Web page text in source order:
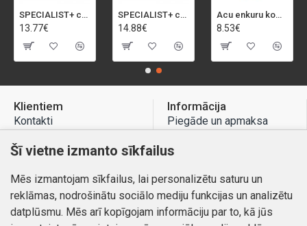
SPECIALIST+ caurumu zāģis BI-METAL, 92 mm
13.77€
SPECIALIST+ caurumu zāģis BI-METAL, 98 mm
14.88€
Acu enkuru komplekts, 3-13 mm, Rapid, 12 gab.
8.53€
Klientiem
Kontakti
Preču atgriešana
Mans profils
Pasūtījumi
Informācija
Piegāde un apmaksa
Atteikuma tiesības
Kontakti
Šī vietne izmanto sīkfailus
Mēs izmantojam sīkfailus, lai personalizētu saturu un
reklāmas, nodrošinātu sociālo mediju funkcijas un analizētu
datplūsmu. Mēs arī kopīgojam informāciju par to, kā jūs